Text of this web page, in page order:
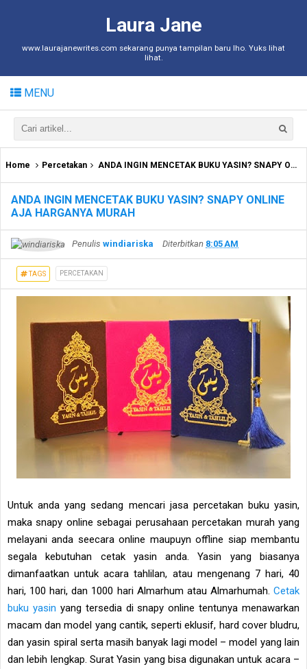
Laura Jane
www.laurajanewrites.com sekarang punya tampilan baru lho. Yuks lihat
lihat.
MENU
Home Percetakan ANDA INGIN MENCETAK BUKU YASIN? SNAPY ONLINE AJA HARGANYA MURAH
ANDA INGIN MENCETAK BUKU YASIN? SNAPY ONLINE
AJA HARGANYA MURAH
Penulis windiariska Diterbitkan 8:05 AM
TAGS PERCETAKAN
Untuk anda yang sedang mencari jasa percetakan buku yasin,
maka snapy online sebagai perusahaan percetakan murah yang
melayani anda seecara online maupuyn offline siap membantu
segala kebutuhan cetak yasin anda. Yasin yang biasanya
dimanfaatkan untuk acara tahlilan, atau mengenang 7 hari, 40
hari, 100 hari, dan 1000 hari Almarhum atau Almarhumah. Cetak
buku yasin yang tersedia di snapy online tentunya menawarkan
macam dan model yang cantik, seperti eklusif, hard cover bludru,
dan yasin spiral serta masih banyak lagi model – model yang lain
dan lebih lengkap. Surat Yasin yang bisa digunakan untuk acara –